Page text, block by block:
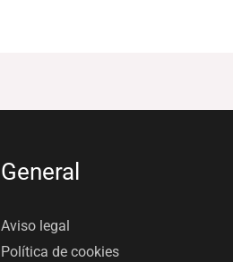
General
Aviso legal
Política de cookies